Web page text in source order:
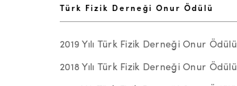
Türk Fizik Derneği Onur Ödülü
2019 Yılı Türk Fizik Derneği Onur Ödülü
2018 Yılı Türk Fizik Derneği Onur Ödülü